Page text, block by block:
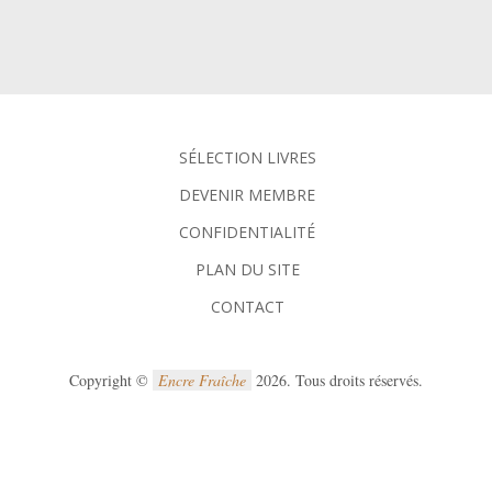
SÉLECTION LIVRES
DEVENIR MEMBRE
CONFIDENTIALITÉ
PLAN DU SITE
CONTACT
Copyright © Encre Fraîche 2026. Tous droits réservés.